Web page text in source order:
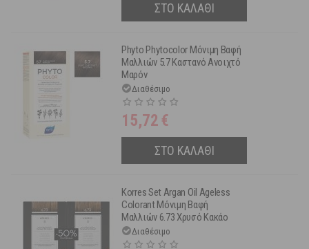
ΣΤΟ ΚΑΛΑΘΙ
Phyto Phytocolor Μόνιμη Βαφή
Μαλλιών 5.7 Καστανό Ανοιχτό
Μαρόν
Διαθέσιμο
15,72 €
ΣΤΟ ΚΑΛΑΘΙ
Korres Set Argan Oil Ageless
Colorant Μόνιμη Βαφή
Μαλλιών 6.73 Χρυσό Κακάο
2τμχ -50% Στη 2η Βαφή
Διαθέσιμο